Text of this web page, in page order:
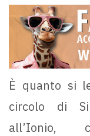
È quanto si
circolo di
all’Ionio,